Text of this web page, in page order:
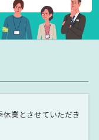
業とさせていただき